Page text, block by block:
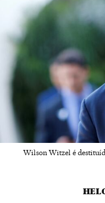
Wilson Witzel é